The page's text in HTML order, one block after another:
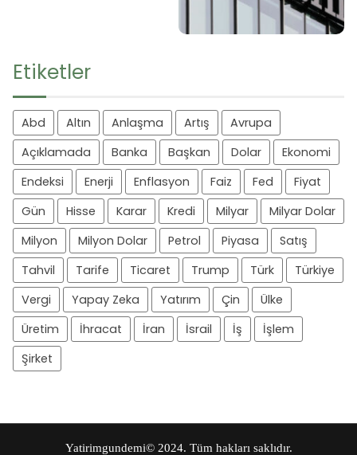
Etiketler
Abd Altın Anlaşma Artış
Avrupa
Açıklamada
Banka Başkan Dolar
Ekonomi
Endeksi
Enerji Enflasyon Faiz Fed
Fiyat
Gün
Hisse Karar Kredi Milyar
Milyar Dolar
Milyon
Milyon Dolar Petrol Piyasa
Satış
Tahvil
Tarife Ticaret Trump Türk
Türkiye
Vergi
Yapay Zeka Yatırım Çin
Ülke
Üretim
İhracat İran İsrail İş
İşlem
Şirket
Yatirimgundemi© 2024. Tüm hakları saklıdır.